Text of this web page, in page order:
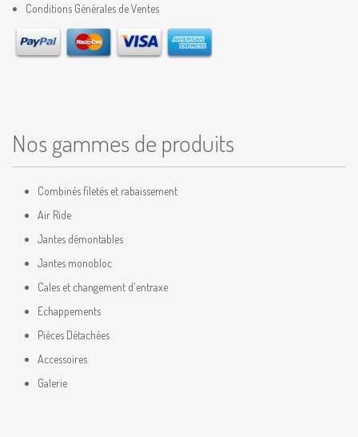
Conditions Générales de Ventes
Nos gammes de produits
Combinés filetés et rabaissement
Air Ride
Jantes démontables
Jantes monobloc
Cales et changement d'entraxe
Echappements
Pièces Détachées
Accessoires
Galerie